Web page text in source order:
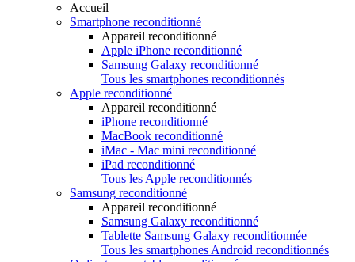
Accueil
Smartphone reconditionné
Appareil reconditionné
Apple iPhone reconditionné
Samsung Galaxy reconditionné
Tous les smartphones reconditionnés
Apple reconditionné
Appareil reconditionné
iPhone reconditionné
MacBook reconditionné
iMac - Mac mini reconditionné
iPad reconditionné
Tous les Apple reconditionnés
Samsung reconditionné
Appareil reconditionné
Samsung Galaxy reconditionné
Tablette Samsung Galaxy reconditionnée
Tous les smartphones Android reconditionnés